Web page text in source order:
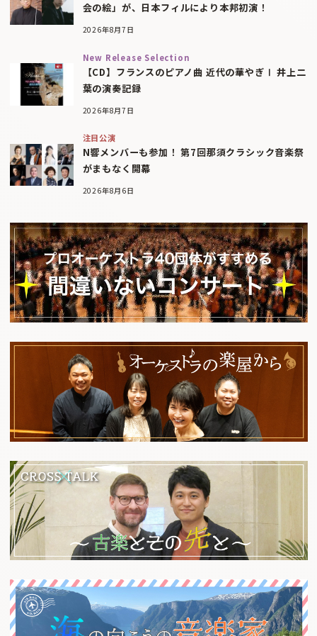
会の絵」が、日本フィルにより本邦初演！
2026年8月7日
New Release Selection
【CD】フランスのピアノ曲 近代の華やぎⅠ 井上二
葉の演奏記録
2026年8月7日
注目公演
N響メンバーも参加！ 第7回那須クラシック音楽祭
がまもなく開幕
2026年8月6日